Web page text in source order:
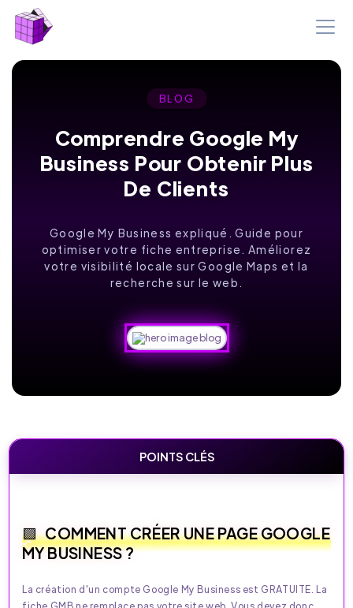
BLOG
Comprendre Google My
Business Pour Obtenir Plus
De Clients
Google My Business expliqué. Guide pour
optimiser votre fiche entreprise. Améliorez
votre visibilité locale sur Google Maps et la
recherche sur le web.
POINTS CLÉS
COMMENT CRÉER UNE PAGE GOOGLE
MY BUSINESS ?
La création d'un compte Google My Business est GRATUITE. La